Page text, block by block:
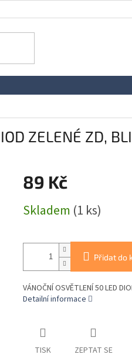
ZELENÉ ZD,
89 Kč
cena:
Skladem (1 ks)
Přidat do
VÁNOČNÍ OSVĚTLENÍ 50 LED
Detailní informace
TISK ZEPTAT SE